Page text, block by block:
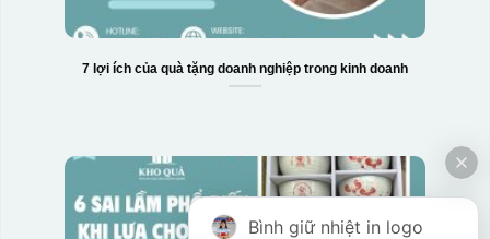
7 lợi ích của quà tặng doanh nghiệp trong kinh doanh
Bình giữ nhiệt in logo